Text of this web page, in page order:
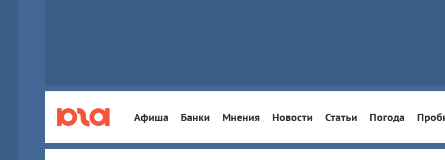
Афиша Банки Мнения Новости Статьи Погода